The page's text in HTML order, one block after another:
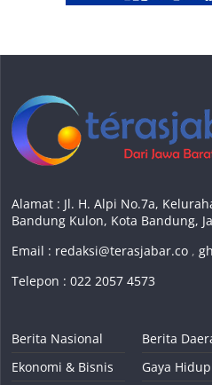
Alamat : Jl. H. Alpi No.7a,
Bandung Kulon, Kota Bandung,
Email : redaksi@terasjabar.co ,
Telepon : 022 2057 4573
Berita Nasional
Ekonomi & Bisnis
Berita
Gaya Hidup